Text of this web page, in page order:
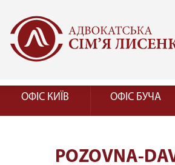
ОФІС КИЇВ ОФІС БУЧА
POZOVNA-